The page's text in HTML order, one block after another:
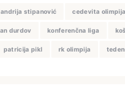
andrija stipanović cedevita olimpija
durdov konferenčna liga
patricija pikl rk olimpija